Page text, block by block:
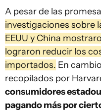
A pesar de las
investigaciones sobre
EEUU y China
lograron reducir los
importados. En
recopilados por
consumidores
pagando más por